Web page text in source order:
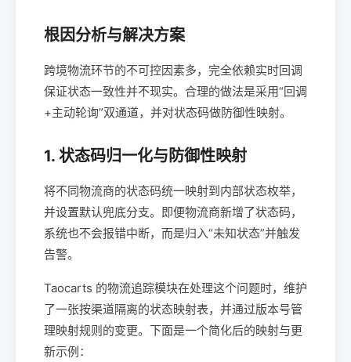
根因分析与解决方案
跨境物流环节的不可控因素多，完全依赖实时回调
保证状态一致性并不现实。合理的做法是采用“回调
+主动轮询”双通道，并对状态码做防御性映射。
1. 状态码归一化与防御性映射
将不同物流商的状态码统一映射到内部状态枚举，
并设置默认兜底分支。即便物流商新增了状态码，
系统也不会报错中断，而是归入“未知状态”并触发
告警。
Taocarts 的物流追踪模块在处理这个问题时，维护
了一张按渠道隔离的状态映射表，并通过版本号管
理映射规则的变更。下面是一个简化后的映射与更
新示例：